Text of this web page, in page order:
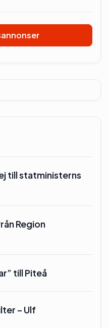
till statministerns
Region
till Piteå
– Ulf